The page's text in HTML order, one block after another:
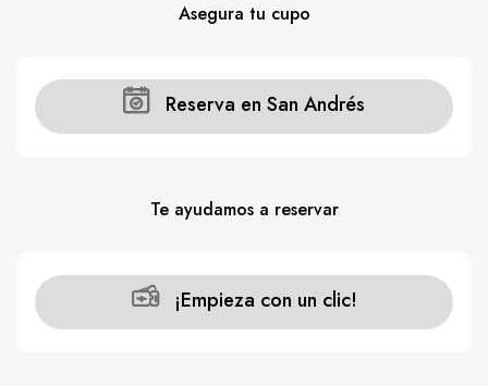
Asegura tu cupo
Reserva en San Andrés
Te ayudamos a reservar
¡Empieza con un clic!